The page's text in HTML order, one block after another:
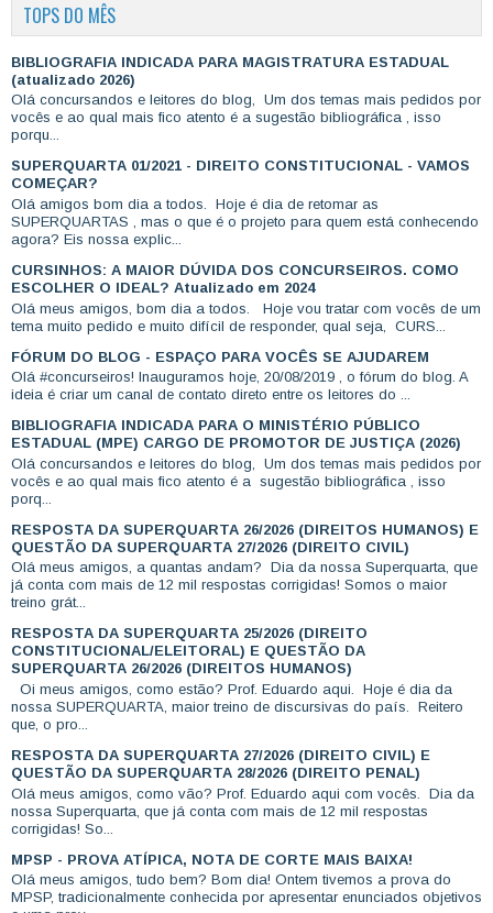
TOPS DO MÊS
BIBLIOGRAFIA INDICADA PARA MAGISTRATURA ESTADUAL
(atualizado 2026)
Olá concursandos e leitores do blog, Um dos temas mais pedidos por
vocês e ao qual mais fico atento é a sugestão bibliográfica , isso
porqu...
SUPERQUARTA 01/2021 - DIREITO CONSTITUCIONAL - VAMOS
COMEÇAR?
Olá amigos bom dia a todos. Hoje é dia de retomar as
SUPERQUARTAS , mas o que é o projeto para quem está conhecendo
agora? Eis nossa explic...
CURSINHOS: A MAIOR DÚVIDA DOS CONCURSEIROS. COMO
ESCOLHER O IDEAL? Atualizado em 2024
Olá meus amigos, bom dia a todos. Hoje vou tratar com vocês de um
tema muito pedido e muito difícil de responder, qual seja, CURS...
FÓRUM DO BLOG - ESPAÇO PARA VOCÊS SE AJUDAREM
Olá #concurseiros! Inauguramos hoje, 20/08/2019 , o fórum do blog. A
ideia é criar um canal de contato direto entre os leitores do ...
BIBLIOGRAFIA INDICADA PARA O MINISTÉRIO PÚBLICO
ESTADUAL (MPE) CARGO DE PROMOTOR DE JUSTIÇA (2026)
Olá concursandos e leitores do blog, Um dos temas mais pedidos por
vocês e ao qual mais fico atento é a sugestão bibliográfica , isso
porq...
RESPOSTA DA SUPERQUARTA 26/2026 (DIREITOS HUMANOS) E
QUESTÃO DA SUPERQUARTA 27/2026 (DIREITO CIVIL)
Olá meus amigos, a quantas andam? Dia da nossa Superquarta, que
já conta com mais de 12 mil respostas corrigidas! Somos o maior
treino grát...
RESPOSTA DA SUPERQUARTA 25/2026 (DIREITO
CONSTITUCIONAL/ELEITORAL) E QUESTÃO DA
SUPERQUARTA 26/2026 (DIREITOS HUMANOS)
Oi meus amigos, como estão? Prof. Eduardo aqui. Hoje é dia da
nossa SUPERQUARTA, maior treino de discursivas do país. Reitero
que, o pro...
RESPOSTA DA SUPERQUARTA 27/2026 (DIREITO CIVIL) E
QUESTÃO DA SUPERQUARTA 28/2026 (DIREITO PENAL)
Olá meus amigos, como vão? Prof. Eduardo aqui com vocês. Dia da
nossa Superquarta, que já conta com mais de 12 mil respostas
corrigidas! So...
MPSP - PROVA ATÍPICA, NOTA DE CORTE MAIS BAIXA!
Olá meus amigos, tudo bem? Bom dia! Ontem tivemos a prova do
MPSP, tradicionalmente conhecida por apresentar enunciados objetivos